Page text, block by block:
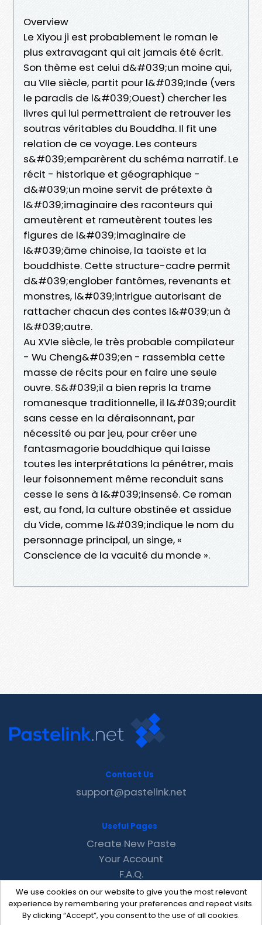
Overview
Le Xiyou ji est probablement le roman le
plus extravagant qui ait jamais été écrit.
Son thème est celui d&#039;un moine qui,
au VIIe siècle, partit pour l&#039;Inde (vers
le paradis de l&#039;Ouest) chercher les
livres qui lui permettraient de retrouver les
soutras véritables du Bouddha. Il fit une
relation de ce voyage. Les conteurs
s&#039;emparèrent du schéma narratif. Le
récit - historique et géographique -
d&#039;un moine servit de prétexte à
l&#039;imaginaire des raconteurs qui
ameutèrent et rameutèrent toutes les
figures de l&#039;imaginaire de
l&#039;âme chinoise, la taoïste et la
bouddhiste. Cette structure-cadre permit
d&#039;englober fantômes, revenants et
monstres, l&#039;intrigue autorisant de
rattacher chacun des contes l&#039;un à
l&#039;autre.
Au XVIe siècle, le très probable compilateur
- Wu Cheng&#039;en - rassembla cette
masse de récits pour en faire une seule
ouvre. S&#039;il a bien repris la trame
romanesque traditionnelle, il l&#039;ourdit
sans cesse en la déraisonnant, par
nécessité ou par jeu, pour créer une
fantasmagorie bouddhique qui laisse
toutes les interprétations la pénétrer, mais
leur foisonnement même reconduit sans
cesse le sens à l&#039;insensé. Ce roman
est, au fond, la culture obstinée et assidue
du Vide, comme l&#039;indique le nom du
personnage principal, un singe, «
Conscience de la vacuité du monde ».
We use cookies on our website to give you the most relevant
experience by remembering your preferences and repeat visits.
By clicking “Accept”, you consent to the use of all cookies.
Contact Us
support@pastelink.net
Useful Pages
Create New Paste
Your Account
F.A.Q.
Recent
Contact